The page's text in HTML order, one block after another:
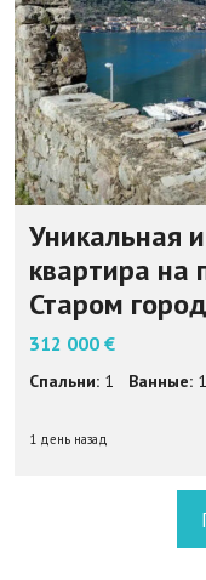
Уникальная
квартира на
Старом
312 000 €
Спальни: 1 Ванные: 1
1 день назад